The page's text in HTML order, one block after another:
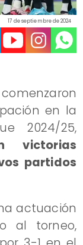
17 de septiembre de 2024
en la
2024/25,
victorias
partidos
actuación
al torneo,